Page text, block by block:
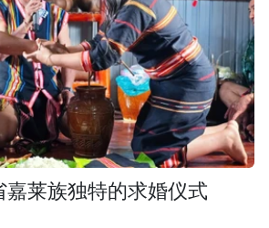
嘉莱族独特的求婚仪式